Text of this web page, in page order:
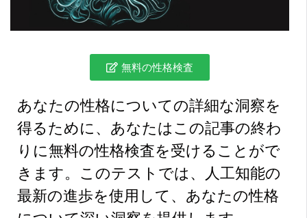
無料の性格検査
あなたの性格についての詳細な洞察を
得るために、あなたはこの記事の終わ
りに無料の性格検査を受けることがで
きます。このテストでは、人工知能の
最新の進歩を使用して、あなたの性格